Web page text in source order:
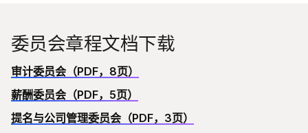
委员会章程文档下载
审计委员会（PDF，8页）
薪酬委员会（PDF，5页）
提名与公司管理委员会（PDF，3页）